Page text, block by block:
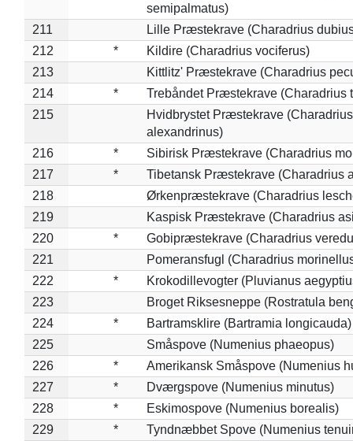
semipalmatus)
211
Lille Præstekrave (Charadrius
212
*
Kildire (Charadrius vociferus)
213
Kittlitz' Præstekrave (Charadrius
214
*
Trebåndet Præstekrave (Charadrius
215
Hvidbrystet Præstekrave (Charadrius
alexandrinus)
216
*
Sibirisk Præstekrave (Charadrius
217
*
Tibetansk Præstekrave (Charadrius
218
Ørkenpræstekrave (Charadrius
219
Kaspisk Præstekrave (Charadrius
220
*
Gobipræstekrave (Charadrius
221
Pomeransfugl (Charadrius
222
*
Krokodillevogter (Pluvianus
223
Broget Riksesneppe (Rostratula
224
*
Bartramsklire (Bartramia longicauda)
225
Småspove (Numenius phaeopus)
226
*
Amerikansk Småspove (Numenius
227
*
Dværgspove (Numenius minutus)
228
*
Eskimospove (Numenius borealis)
229
* Tyndnæbbet Spove (Numenius